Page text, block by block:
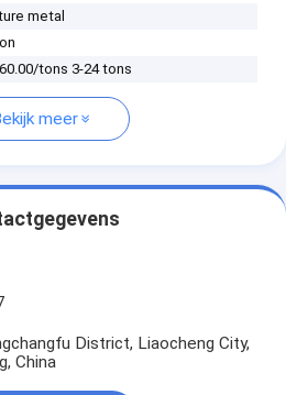
metal
tons 3-24 tons
meer
District, Liaocheng City,
China